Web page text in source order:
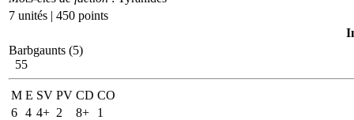
7 unités | 450 points
Barbgaunts (5)
55
M E SV PV CD CO
6 4 4+ 2 8+
1